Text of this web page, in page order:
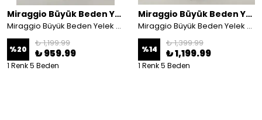
Miraggio Büyük Beden Yelek
Miraggio Büyük Beden Yelek 4248 KOT LACİ
%20
₺ 1,199.99
₺ 959.99
1 Renk 5 Beden
Miraggio Büyük Beden Yelek
Miraggio Büyük Beden Yelek 4051 KOT LACİ
%14
₺ 1,399.99
₺ 1,199.99
1 Renk 5 Beden